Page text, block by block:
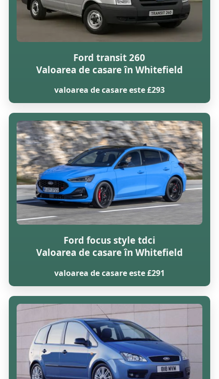
Ford transit 260
Valoarea de casare în Whitefield
valoarea de casare este £293
Ford focus style tdci
Valoarea de casare în Whitefield
valoarea de casare este £291